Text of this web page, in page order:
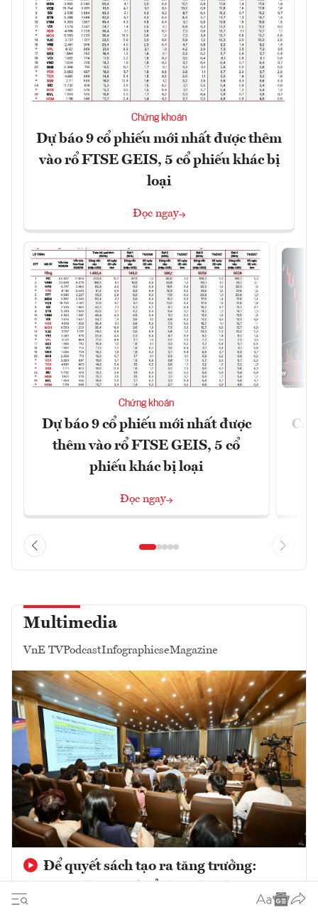
Chứng khoán
Dự báo 9 cổ phiếu mới nhất được thêm
vào rổ FTSE GEIS, 5 cổ phiếu khác bị
loại
Đọc ngay
Chứng khoán
Dự báo 9 cổ phiếu mới nhất được
thêm vào rổ FTSE GEIS, 5 cổ
phiếu khác bị loại
Đọc ngay
Có
Multimedia
VnE TVPodcastInfographicseMagazine
Để quyết sách tạo ra tăng trưởng:
chủ trương phát triển trong giai đoạn mới